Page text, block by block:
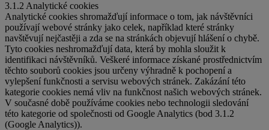
3.1.2 Analytické cookies
Analytické cookies shromažďují informace o tom, jak návštěvníci
používají webové stránky jako celek, například které stránky
navštěvují nejčastěji a zda se na stránkách objevují hlášení o chybě.
Tyto cookies neshromažďují data, která by mohla sloužit k
identifikaci návštěvníků. Veškeré informace získané prostřednictvím
těchto souborů cookies jsou určeny výhradně k pochopení a
vylepšení funkčnosti a servisu webových stránek. Zakázání této
kategorie cookies nemá vliv na funkčnost našich webových stránek.
V současné době používáme cookies nebo technologii sledování
této kategorie od společnosti od Google Analytics (bod 3.1.2
(Google Analytics)).